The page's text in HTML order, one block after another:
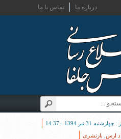
تماس با ما درباره ما
31 تیر 1394 - 14:37
ارس
بازنشری